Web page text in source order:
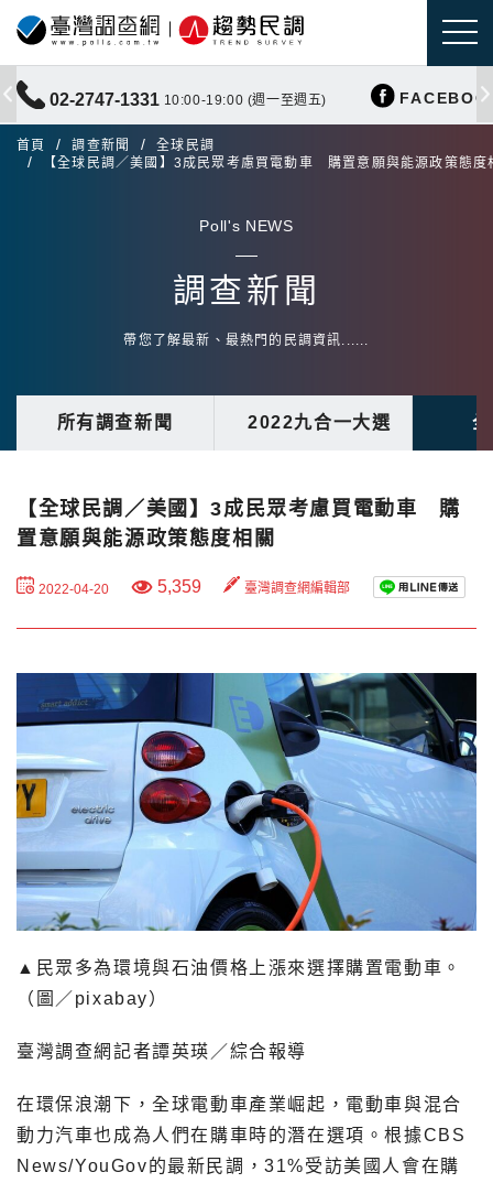
02-2747-1331 10:00-19:00 (週一至週五)
首頁 調查新聞
全球民調
【全球民調／美國】3成民眾考慮買電動車 購置意願與能源政策態度
Poll's NEWS
調查新聞
帶您了解最新、最熱門的民調資訊......
所有調查新聞 2022九合一大選
【全球民調／美國】3成民眾考慮買電動車 購
置意願與能源政策態度相關
2022-04-20 5,359 臺灣調查網編輯部
▲民眾多為環境與石油價格上漲來選擇購置電動車。
（圖／pixabay）
臺灣調查網記者譚英瑛／綜合報導
在環保浪潮下，全球電動車產業崛起，電動車與混合
動力汽車也成為人們在購車時的潛在選項。根據CBS
News/YouGov的最新民調，31%受訪美國人會在購